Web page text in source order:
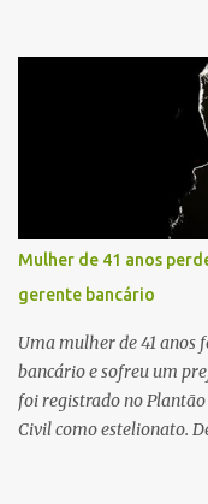
veículo, o trânsito
realizadas na rodovia,
a violência da colisão, o
Testemunhas relataram
durante o acidente. O
morreu ainda no local.
concessionária
realizaram a
vítima. No entanto, o
acidente. A Polícia
da ocorrência...
Mulher de 41 anos
gerente bancário
Uma mulher de 41 anos
bancário e sofreu um
foi registrado no
Civil como estelionato.